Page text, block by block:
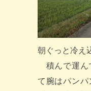
朝ぐっと冷え
積んで運ん
て腕はパン